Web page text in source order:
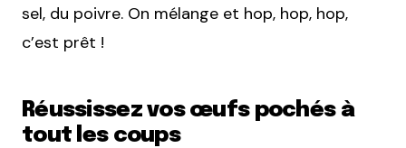
sel, du poivre. On mélange et hop, hop, hop,
c’est prêt !
Réussissez vos œufs pochés à
tout les coups